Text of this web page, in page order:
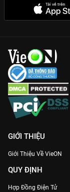
GIỚI THIỆU
Giới Thiệu Về VieON
QUY ĐỊNH
Hợp Đồng Điện Tử